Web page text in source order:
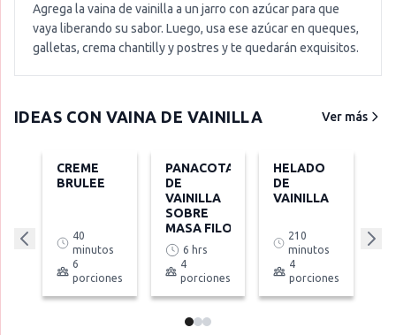
Agrega la vaina de vainilla a un jarro con azúcar para que
vaya liberando su sabor. Luego, usa ese azúcar en queques,
galletas, crema chantilly y postres y te quedarán exquisitos.
IDEAS CON VAINA DE VAINILLA Ver más
CREME
BRULEE
40
minutos
6
porciones
PANACOTA
DE
VAINILLA
SOBRE
MASA FILO
6 hrs
4
porciones
HELADO
DE
VAINILLA
210
minutos
4
porciones